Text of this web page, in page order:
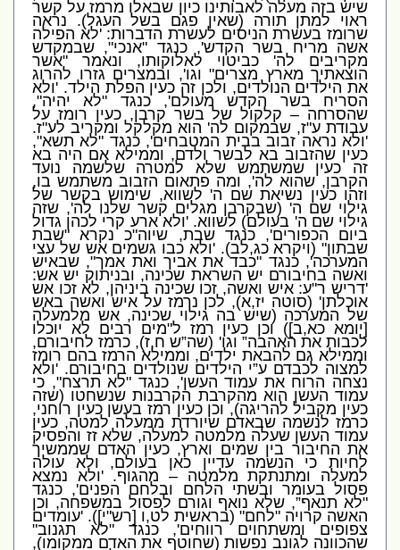
שיש בזה מעלה לאבותינו כיון שבאלו מרמז על קשר
ראוי למתן תורה( שאין פגם בשל העגל)
.נראה
שרומז בעשרת הניסים לעשרת הדברות:
'לא הפילה
אשה מריח בשר הקדש',כנגד" אנכי",שבמקדש
מקריבים לה' כביטוי לאלוקותו, ונאמר אשר
הוצאתיך מארץ מצרים"וגו',ובמצרים גזרו להרוג
את הילדים הנולדים,ולכן זה כעין הפלת הילד. 'ולא
הסריח בשר הקדש מעולם', כנגד" לא יהיה",
שהסרחה – קלקול של בשר קרבן,כעין רומז על
עבודת ע "ז,שבמקום לה'הוא מקלקל ומקריב לע"ז.
ולא נראה זבוב בבית המטבחים',כנגד"לא תשא",
כעין שהזבוב בא לבשר ולדם,וממילא אם היה בא
זה כעין שמשתמש שלא למטרה שלשמה נועד
הקרבן,שהוא לה',ומה פתאום הזבוב משתמש בו,
וזהו כעין נשיאת שם ה 'לשווא,שימוש בקשר של
גילוי שם ה ' (שבקרבן מגלים קשר שלנו לה',שזה
גילוי שם ה 'בעולם)לשווא. 'ולא ארע קרי לכהן גדול
ביום הכפורים',כנגד שבת,שיוה"כ נקרא" שבת
שבתון" (ויקרא כג,לב). 'ולא כבו גשמים אש של עצי
המערכה',כנגד"כבד את אביך ואת אמך",שבאיש
ואשה בחיבורם יש השראת שכינה,ובניתוק יש אש:
דריש ר ע:איש ואשה,זכו שכינה ביניהן,לא זכו אש
אוכלתן' (סוטה יז א),לכן נרמז על איש ואשה באש
של המערכה( שיש בה גילוי שכינה,אש מלמעלה
יומא כא,ב])וכן כעין רמז ל "מים רבים לא יוכלו
לכבות את האהבה” וגו' (שה”ש ח ,ז),כרמז לחיבורם,
וממילא גם להבאת ילדים,וממילא הרמז בהם רומז
למצוה לכבדם ע”י הילדים שנולדים בחיבורם. 'ולא
נצחה הרוח את עמוד העשן',כנגד"לא תרצח",כי
עמוד העשן הוא מהקרבת הקרבנות שנשחטו(שזה
כעין מקביל להריגה),וכן כעין רמז בעשן כעין רוחני,
כרמז לנשמה שבאדם שיורדת ממעלה למטה,כעין
עמוד העשן שעלה מלמטה למעלה,שלא זז והפסיק
את החיבור בין שמים וארץ,כעין האדם שממשיך
לחיות כי הנשמה עדיין כאן בעולם,ולא עולה
למעלה ומתנתקת מלמטה – מהגוף. 'ולא נמצא
פסול בעומר ובשתי הלחם ובלחם הפנים',כנגד
לא תנאף”,שלא נואף וגורם לפסול במשפחה,וכן
האשה קרויה"לחם" (בראשית לט,ו[רש"י]). 'עומדים
צפופים ומשתחוים רווחים', כנגד לא תגנוב"
שהכוונה לגונב נפשות(שחוטף את האדם ממקומו),